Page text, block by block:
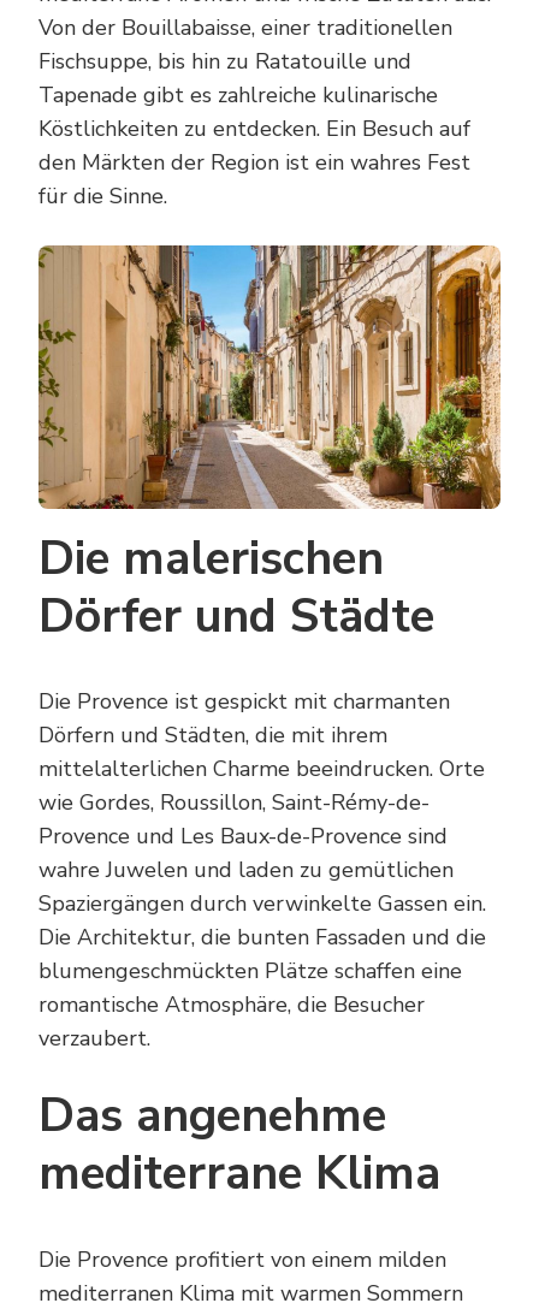
Von der Bouillabaisse, einer traditionellen
Fischsuppe, bis hin zu Ratatouille und
Tapenade gibt es zahlreiche kulinarische
Köstlichkeiten zu entdecken. Ein Besuch auf
den Märkten der Region ist ein wahres Fest
für die Sinne.
Die malerischen
Dörfer und Städte
Die Provence ist gespickt mit charmanten
Dörfern und Städten, die mit ihrem
mittelalterlichen Charme beeindrucken. Orte
wie Gordes, Roussillon, Saint-Rémy-de-
Provence und Les Baux-de-Provence sind
wahre Juwelen und laden zu gemütlichen
Spaziergängen durch verwinkelte Gassen ein.
Die Architektur, die bunten Fassaden und die
blumengeschmückten Plätze schaffen eine
romantische Atmosphäre, die Besucher
verzaubert.
Das angenehme
mediterrane Klima
Die Provence profitiert von einem milden
mediterranen Klima mit warmen Sommern